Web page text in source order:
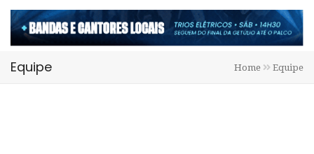
Equipe Home Equipe